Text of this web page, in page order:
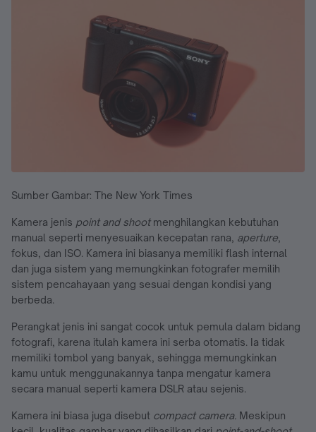
Sumber Gambar: The New York Times
Kamera jenis point and shootmenghilangkan kebutuhan
manual seperti menyesuaikan kecepatan rana, aperture,
fokus, dan ISO. Kamera ini biasanya memiliki flash internal
dan juga sistem yang memungkinkan fotografer memilih
sistem pencahayaan yang sesuai dengan kondisi yang
berbeda.
Perangkat jenis ini sangat cocok untuk pemula dalam bidang
fotografi, karena itulah kamera ini serba otomatis. Ia tidak
memiliki tombol yang banyak, sehingga memungkinkan
kamu untuk menggunakannya tanpa mengatur kamera
secara manual seperti kamera DSLR atau sejenis.
Kamera ini biasa juga disebut compact camera. Meskipun